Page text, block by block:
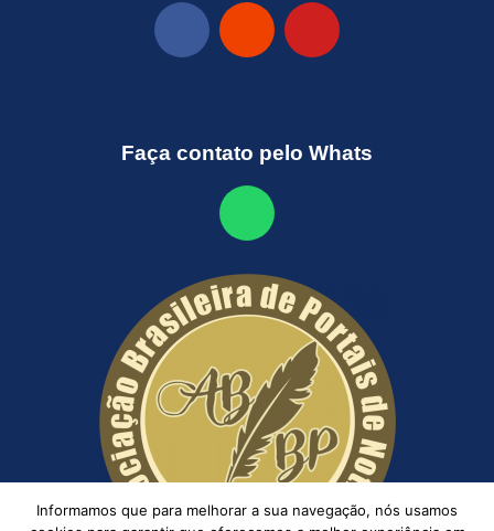
Faça contato pelo Whats
Informamos que para melhorar a sua navegação, nós usamos